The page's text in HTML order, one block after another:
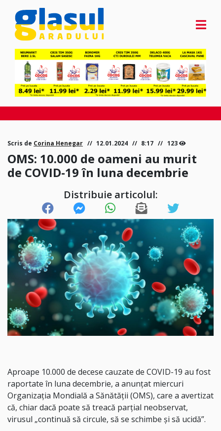
Scris de Corina Henegar 12.01.2024 8:17 123
OMS: 10.000 de oameni au murit
de COVID-19 în luna decembrie
Distribuie articolul:
Aproape 10.000 de decese cauzate de COVID-19 au fost
raportate în luna decembrie, a anunţat miercuri
Organizaţia Mondială a Sănătăţii (OMS), care a avertizat
că, chiar dacă poate să treacă parţial neobservat,
virusul „continuă să circule, să se schimbe şi să ucidă”.